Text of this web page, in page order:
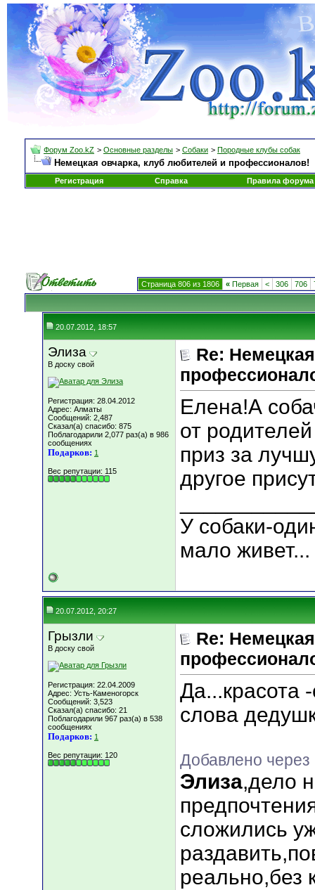
Форум Zoo.kZ > Основные разделы > Собаки > Породные клубы собак
Немецкая овчарка, клуб любителей и профессионалов!
Регистрация Справка Правила форума
Страница 806 из 1806 « Первая < 306 706
20.07.2012, 18:57
Элиза
В доску свой
Регистрация: 28.04.2012
Адрес: Алматы
Сообщений: 2,487
Сказал(а) спасибо: 875
Поблагодарили 2,077 раз(а) в 986
сообщениях
Подарков: 1
Вес репутации: 115
Re:
Елена!А
от
приз за
другое
У собаки-
мало живет...
20.07.2012, 20:27
Грызли
В доску свой
Регистрация: 22.04.2009
Адрес: Усть-Каменогорск
Сообщений: 3,523
Сказал(а) спасибо: 21
Поблагодарили 967 раз(а) в 538
сообщениях
Подарков: 1
Вес репутации: 120
Re:
Да...красота
слова
Добавлено через
Элиза,дело
сложились
реально,без